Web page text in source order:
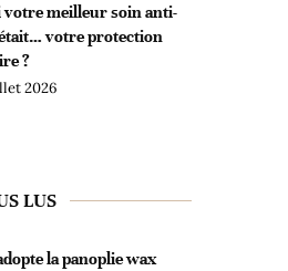
votre meilleur soin anti-
votre protection
?
2026
LUS
la panoplie wax